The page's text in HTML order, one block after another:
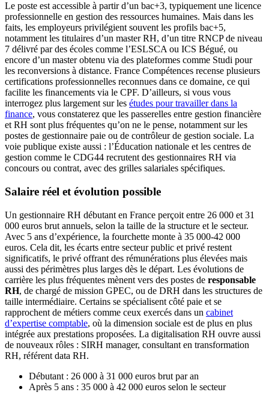
Le poste est accessible à partir d’un bac+3, typiquement une licence
professionnelle en gestion des ressources humaines. Mais dans les
faits, les employeurs privilégient souvent les profils bac+5,
notamment les titulaires d’un master RH, d’un titre RNCP de niveau
7 délivré par des écoles comme l’ESLSCA ou ICS Bégué, ou
encore d’un master obtenu via des plateformes comme Studi pour
les reconversions à distance. France Compétences recense plusieurs
certifications professionnelles reconnues dans ce domaine, ce qui
facilite les financements via le CPF. D’ailleurs, si vous vous
interrogez plus largement sur les études pour travailler dans la
finance, vous constaterez que les passerelles entre gestion financière
et RH sont plus fréquentes qu’on ne le pense, notamment sur les
postes de gestionnaire paie ou de contrôleur de gestion sociale. La
voie publique existe aussi : l’Éducation nationale et les centres de
gestion comme le CDG44 recrutent des gestionnaires RH via
concours ou contrat, avec des grilles salariales spécifiques.
Salaire réel et évolution possible
Un gestionnaire RH débutant en France perçoit entre 26 000 et 31
000 euros brut annuels, selon la taille de la structure et le secteur.
Avec 5 ans d’expérience, la fourchette monte à 35 000-42 000
euros. Cela dit, les écarts entre secteur public et privé restent
significatifs, le privé offrant des rémunérations plus élevées mais
aussi des périmètres plus larges dès le départ. Les évolutions de
carrière les plus fréquentes mènent vers des postes de responsable
RH, de chargé de mission GPEC, ou de DRH dans les structures de
taille intermédiaire. Certains se spécialisent côté paie et se
rapprochent de métiers comme ceux exercés dans un cabinet
d’expertise comptable, où la dimension sociale est de plus en plus
intégrée aux prestations proposées. La digitalisation RH ouvre aussi
de nouveaux rôles : SIRH manager, consultant en transformation
RH, référent data RH.
Débutant : 26 000 à 31 000 euros brut par an
Après 5 ans : 35 000 à 42 000 euros selon le secteur